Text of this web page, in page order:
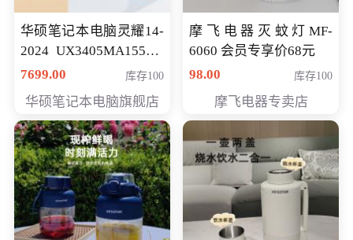
华硕笔记本电脑灵耀14-
2024 UX3405MA155夜
空蓝 oled 智慧轻薄本 会
7699.00 库存100
华硕笔记本电脑旗舰店
摩飞电器灭蚊灯MF-
6060 会员专享价68元
98.00
库存100
摩飞电器专卖店